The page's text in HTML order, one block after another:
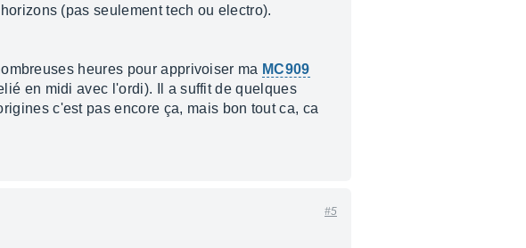
(pas seulement tech ou electro).
heures pour apprivoiser ma MC909
en midi avec l'ordi). Il a suffit de quelques
c'est pas encore ça, mais bon tout ca, ca
#5